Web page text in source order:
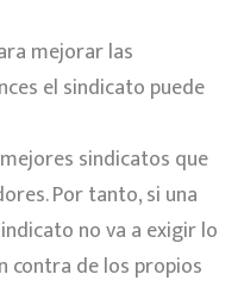
mejorar las
el sindicato puede
sindicatos que
Por tanto, si una
no va a exigir lo
contra de los propios